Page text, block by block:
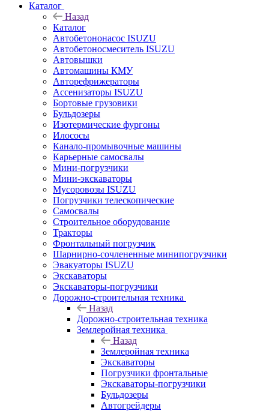
Каталог
Назад
Каталог
Автобетононасос ISUZU
Автобетоносмеситель ISUZU
Автовышки
Автомашины КМУ
Авторефрижераторы
Ассенизаторы ISUZU
Бортовые грузовики
Бульдозеры
Изотермические фургоны
Илососы
Канало-промывочные машины
Карьерные самосвалы
Мини-погрузчики
Мини-экскаваторы
Мусоровозы ISUZU
Погрузчики телескопические
Самосвалы
Строительное оборудование
Тракторы
Фронтальный погрузчик
Шарнирно-сочлененные минипогрузчики
Эвакуаторы ISUZU
Экскаваторы
Экскаваторы-погрузчики
Дорожно-строительная техника
Назад
Дорожно-строительная техника
Землеройная техника
Назад
Землеройная техника
Экскаваторы
Погрузчики фронтальные
Экскаваторы-погрузчики
Бульдозеры
Автогрейдеры